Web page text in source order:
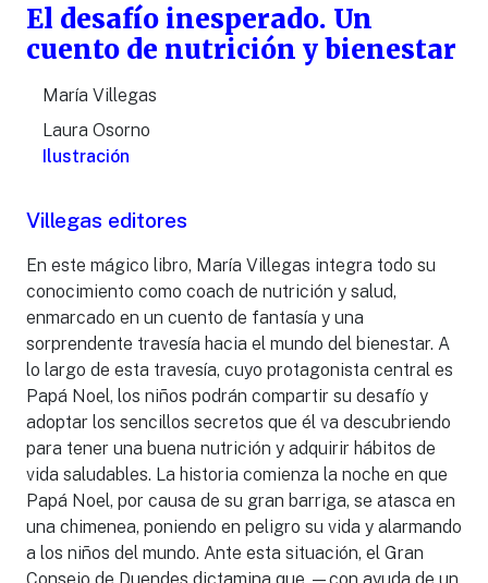
El desafío inesperado. Un
cuento de nutrición y bienestar
María Villegas
Laura Osorno
Ilustración
Villegas editores
En este mágico libro, María Villegas integra todo su
conocimiento como coach de nutrición y salud,
enmarcado en un cuento de fantasía y una
sorprendente travesía hacia el mundo del bienestar. A
lo largo de esta travesía, cuyo protagonista central es
Papá Noel, los niños podrán compartir su desafío y
adoptar los sencillos secretos que él va descubriendo
para tener una buena nutrición y adquirir hábitos de
vida saludables. La historia comienza la noche en que
Papá Noel, por causa de su gran barriga, se atasca en
una chimenea, poniendo en peligro su vida y alarmando
a los niños del mundo. Ante esta situación, el Gran